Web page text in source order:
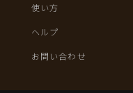
使い方
ヘルプ
お問い合わせ